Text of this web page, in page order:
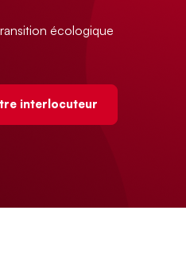
écologique
interlocuteur